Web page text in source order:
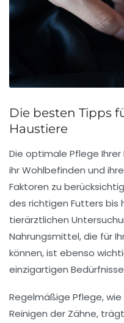
Die besten Tipps
Haustiere
Die optimale Pflege
ihrWohlbefinden und
Faktoren zu
des richtigen Futters bis
tierärztlichen
Nahrungsmittel, die für
können, ist ebenso
einzigartigen Bedürfnisse
Regelmäßige Pflege,
Reinigen der Zähne,